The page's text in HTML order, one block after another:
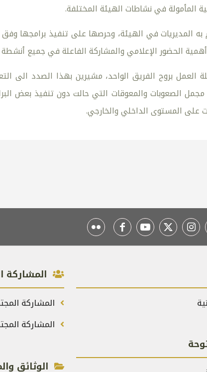
المأمولة في نشاطات الهيئة المختلفة.
المديريات في الهيئة، وحرصها على تنفيذ برامجها وفق
الحضور الإعلامي والمشاركة الفاعلة في جميع أنشطة
بروح الفريق الواحد، مشيرين بهذا الصدد الى
مجمل الصعوبات والمعوقات التي حالت دون تنفيذ بعض
على المستوى الداخلي والخارجي.
المشاركة
المشاركة
المشاركة
الوثائق